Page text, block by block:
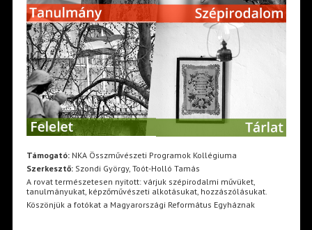
Támogató:NKA Összművészeti Programok Kollégiuma
Szerkesztő:Szondi György, Toót-Holló Tamás
A rovat természetesen nyitott: várjuk szépirodalmi művüket,
tanulmányukat, képzőművészeti alkotásukat, hozzászólásukat.
Köszönjük a fotókat a Magyarországi Református Egyháznak